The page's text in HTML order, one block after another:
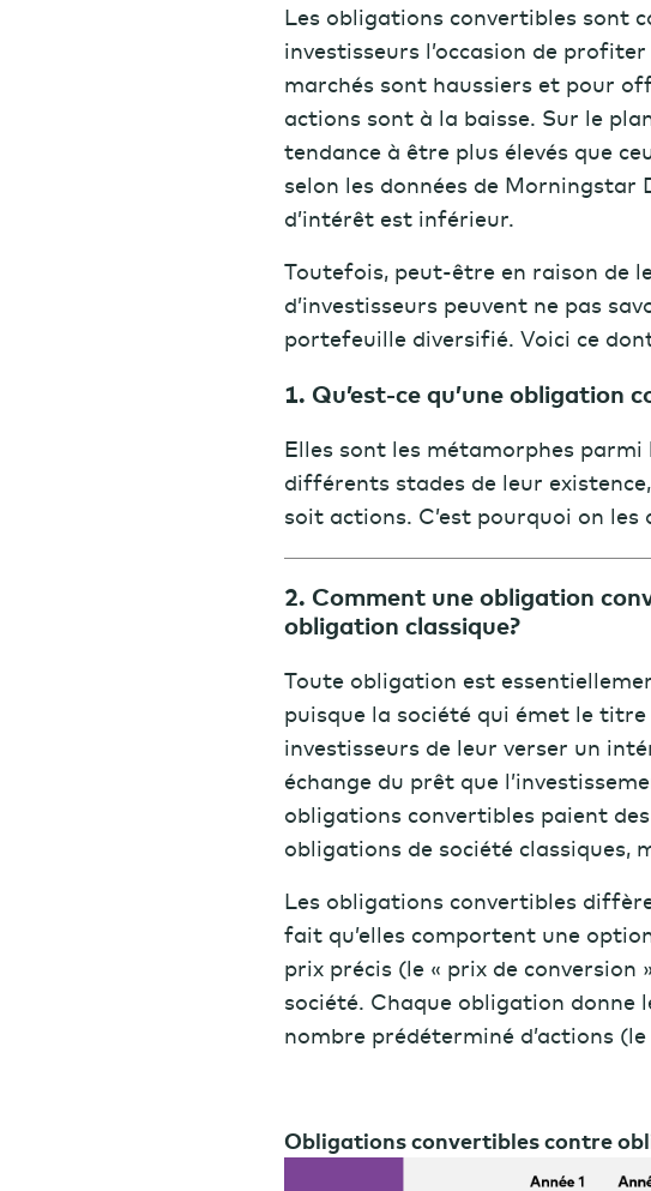
Les obligations convertibles sont
investisseurs l’occasion de
marchés sont haussiers et pour
actions sont à la baisse. Sur le
tendance à être plus élevés que
selon les données de Morningstar
d’intérêt est inférieur.
Toutefois, peut-être en raison de
d’investisseurs peuvent ne pas
portefeuille diversifié. Voici ce
1. Qu’est-ce qu’une obligation
Elles sont les métamorphes parmi
différents stades de leur
soit actions. C’est pourquoi on
2. Comment une obligation
obligation classique?
Toute obligation est
puisque la société qui émet le
investisseurs de leur verser un
échange du prêt que
obligations convertibles paient
obligations de société classiques,
Les obligations convertibles
fait qu’elles comportent une
prix précis (le « prix de conversion
société. Chaque obligation donne
nombre prédéterminé d’actions
Obligations convertibles contre